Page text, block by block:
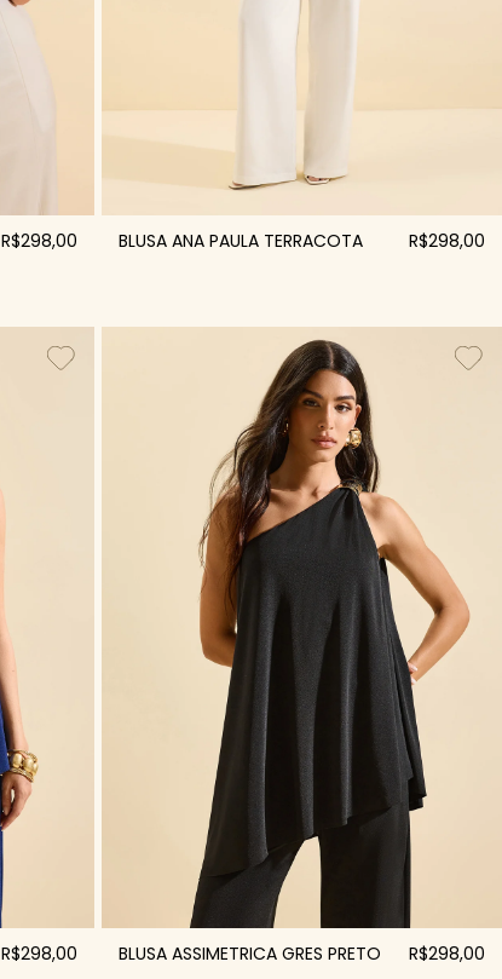
R$298,00 BLUSA ANA PAULA TERRACOTA R$298,00
R$298,00 BLUSA ASSIMETRICA GRES PRETO R$298,00